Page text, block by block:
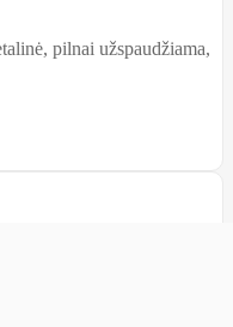
pilnai užspaudžiama,